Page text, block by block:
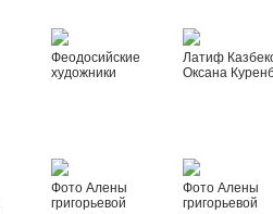
Феодосийские
художники
Латиф
Оксана
Фото Алены
григорьевой
Фото Алены
григорьевой